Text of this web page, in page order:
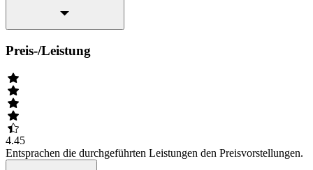
Preis-/Leistung
4.45
Entsprachen die durchgeführten Leistungen den Preisvorstellungen.